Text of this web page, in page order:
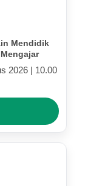
Mendidik
2026 | 10.00